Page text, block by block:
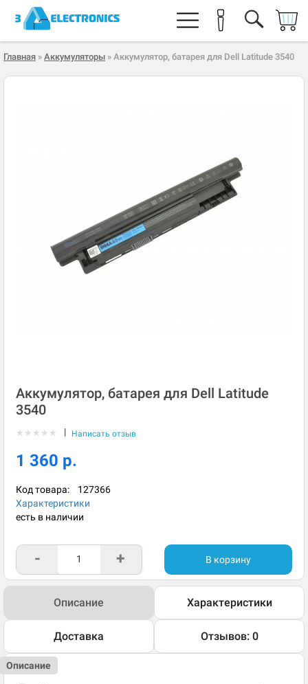
Главная » Аккумуляторы » Аккумулятор, батарея для Dell Latitude 3540
Аккумулятор, батарея для Dell Latitude
3540
★ ★ ★ ★ ★ | Написать отзыв
1 360 р.
Код товара: 127366
Характеристики
есть в наличии
- + В корзину
Описание Характеристики
Доставка Отзывов: 0
Описание